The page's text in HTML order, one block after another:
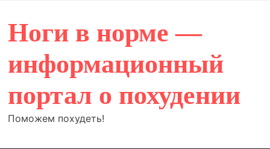
содержимому
Ноги в норме —
информационный
портал о похудении
Поможем похудеть!